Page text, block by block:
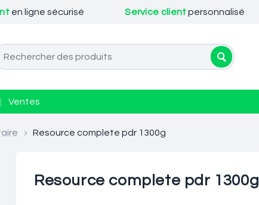
en ligne sécurisé Service clientpersonnalisé
Ventes
> Resource complete pdr 1300g
Resource complete pdr 1300g